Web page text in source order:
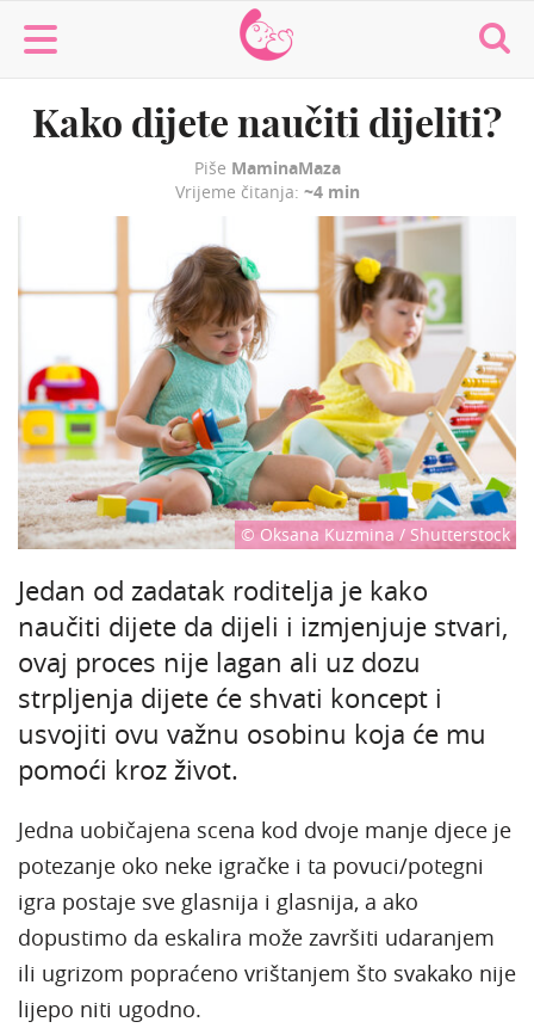
MaminaMaza
Kako dijete naučiti dijeliti?
Piše MaminaMaza
Vrijeme čitanja: ~4 min
© Oksana Kuzmina / Shutterstock
Jedan od zadatak roditelja je kako
naučiti dijete da dijeli i izmjenjuje stvari,
ovaj proces nije lagan ali uz dozu
strpljenja dijete će shvati koncept i
usvojiti ovu važnu osobinu koja će mu
pomoći kroz život.
Jedna uobičajena scena kod dvoje manje djece je
potezanje oko neke igračke i ta povuci/potegni
igra postaje sve glasnija i glasnija, a ako
dopustimo da eskalira može završiti udaranjem
ili ugrizom popraćeno vrištanjem što svakako nije
lijepo niti ugodno.